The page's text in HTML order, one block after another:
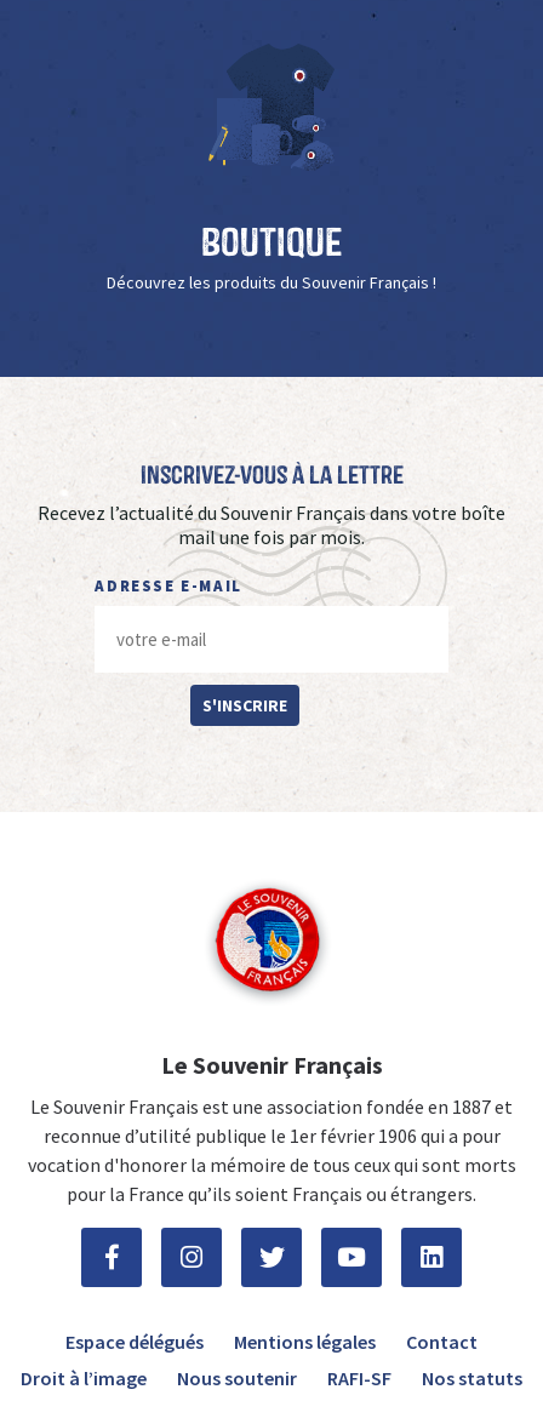
Boutique
Découvrez les produits du Souvenir Français !
Inscrivez-vous à La Lettre
Recevez l’actualité du Souvenir Français dans votre boîte
mail une fois par mois.
ADRESSE E-MAIL
S'INSCRIRE
Le Souvenir Français
Le Souvenir Français est une association fondée en 1887 et
reconnue d’utilité publique le 1er février 1906 qui a pour
vocation d'honorer la mémoire de tous ceux qui sont morts
pour la France qu’ils soient Français ou étrangers.
Espace délégués Mentions légales
Contact
Droit à l’image
Nous soutenir RAFI-SF Nos statuts